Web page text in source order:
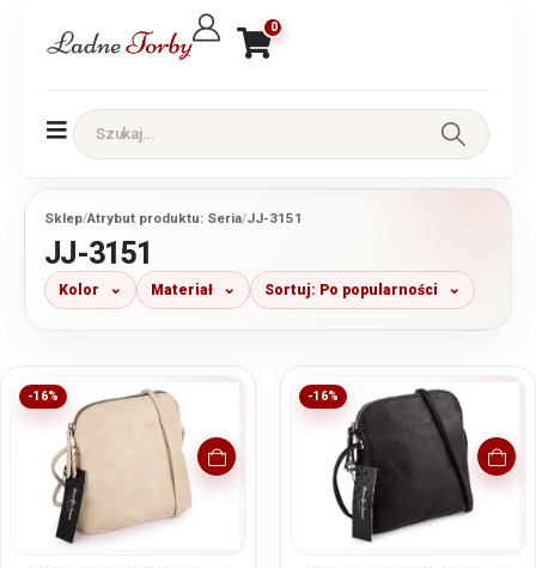
0
Sklep/Atrybut produktu: Seria/JJ-3151
JJ-3151
Kolor Materiał Sortuj: Po popularności
-16% -16%